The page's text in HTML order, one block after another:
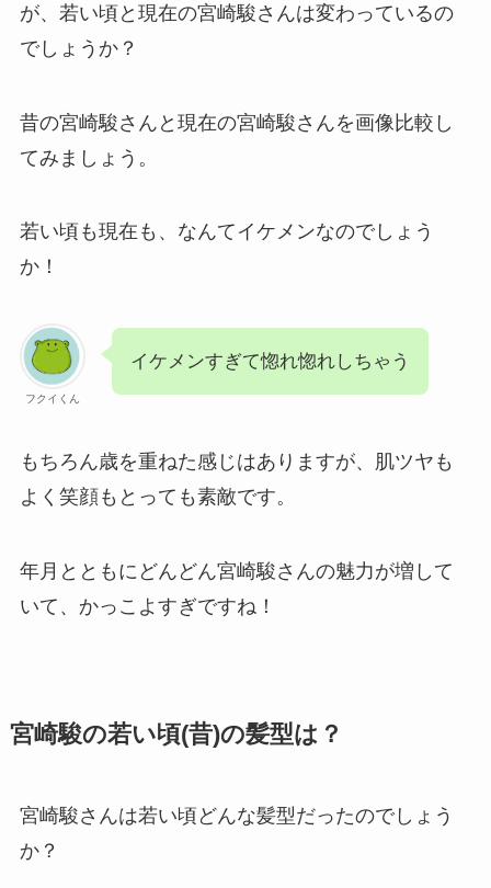
が、若い頃と現在の宮崎駿さんは変わっているの
でしょうか？
昔の宮崎駿さんと現在の宮崎駿さんを画像比較し
てみましょう。
若い頃も現在も、なんてイケメンなのでしょう
か！
フクイくん
イケメンすぎて惚れ惚れしちゃう
もちろん歳を重ねた感じはありますが、肌ツヤも
よく笑顔もとっても素敵です。
年月とともにどんどん宮崎駿さんの魅力が増して
いて、かっこよすぎですね！
宮崎駿の若い頃(昔)の髪型は？
宮崎駿さんは若い頃どんな髪型だったのでしょう
か？